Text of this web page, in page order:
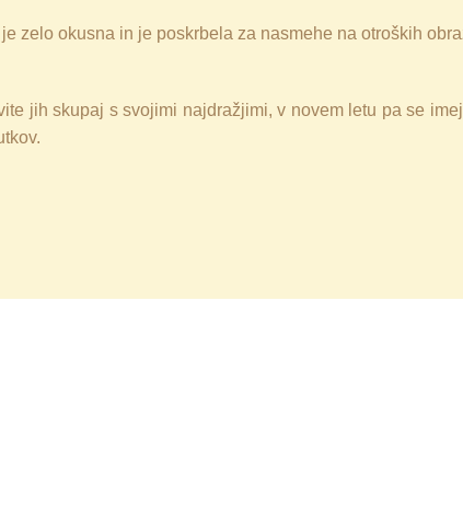
zelo okusna in je poskrbela za nasmehe na otroških
jih skupaj s svojimi najdražjimi, v novem letu pa se